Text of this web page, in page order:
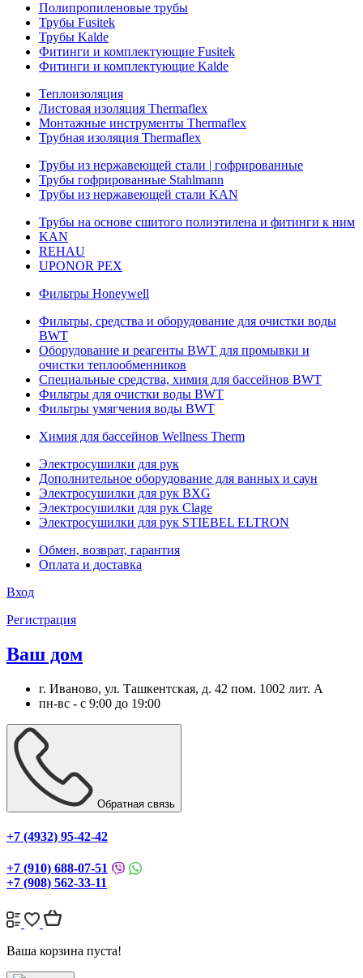
Полипропиленовые трубы
Трубы Fusitek
Трубы Kalde
Фитинги и комплектующие Fusitek
Фитинги и комплектующие Kalde
Теплоизоляция
Листовая изоляция Thermaflex
Монтажные инструменты Thermaflex
Трубная изоляция Thermaflex
Трубы из нержавеющей стали | гофрированные
Трубы гофрированные Stahlmann
Трубы из нержавеющей стали KAN
Трубы на основе сшитого полиэтилена и фитинги к ним
KAN
REHAU
UPONOR PEX
Фильтры Honeywell
Фильтры, средства и оборудование для очистки воды
BWT
Оборудование и реагенты BWT для промывки и
очистки теплообменников
Специальные средства, химия для бассейнов BWT
Фильтры для очистки воды BWT
Фильтры умягчения воды BWT
Химия для бассейнов Wellness Therm
Электросушилки для рук
Дополнительное оборудование для ванных и саун
Электросушилки для рук BXG
Электросушилки для рук Clage
Электросушилки для рук STIEBEL ELTRON
Обмен, возврат, гарантия
Оплата и доставка
Вход
Регистрация
Ваш дом
г. Иваново, ул. Ташкентская, д. 42 пом. 1002 лит. А
пн-вс - с 9:00 до 19:00
Обратная связь
+7 (4932) 95-42-42
+7 (910) 688-07-51
+7 (908) 562-33-11
Ваша корзина пуста!